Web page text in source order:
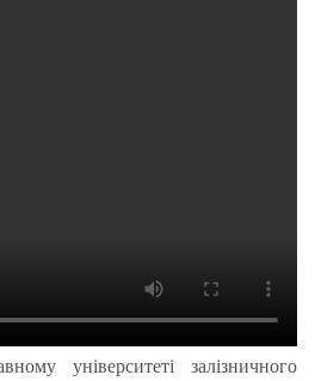
університеті залізничного